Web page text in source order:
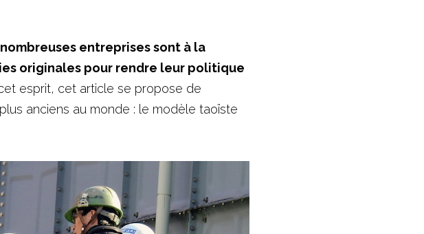
entreprises sont à la
originales pour rendre leur politique
esprit, cet article se propose de
anciens au monde : le modèle taoïste